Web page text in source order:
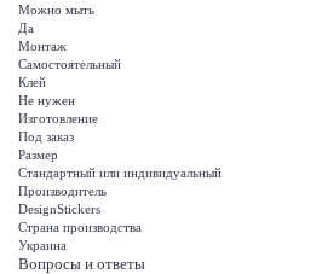
Можно мыть
Да
Монтаж
Самостоятельный
Клей
Не нужен
Изготовление
Под заказ
Размер
Стандартный или индивидуальный
Производитель
DesignStickers
Страна производства
Украина
Вопросы и ответы